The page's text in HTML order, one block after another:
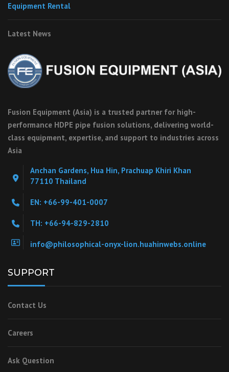
Equipment Rental
Latest News
Fusion Equipment (Asia) is a trusted partner for high-
performance HDPE pipe fusion solutions, delivering world-
class equipment, expertise, and support to industries across
Asia
Anchan Gardens, Hua Hin, Prachuap Khiri Khan
77110 Thailand
EN: +66-99-401-0007
TH: +66-94-829-2810
info@philosophical-onyx-lion.huahinwebs.online
SUPPORT
Contact Us
Careers
Ask Question